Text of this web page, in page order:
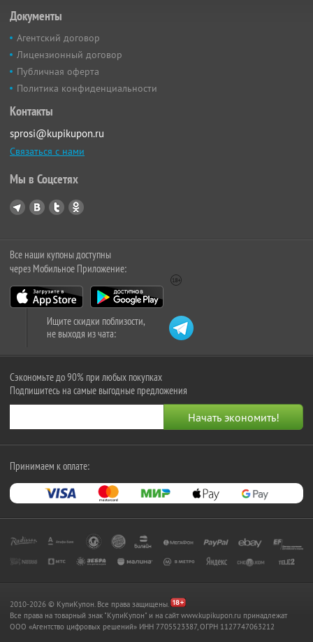
Документы
Агентский договор
Лицензионный договор
Публичная оферта
Политика конфиденциальности
Контакты
sprosi@kupikupon.ru
Связаться с нами
Мы в Соцсетях
Все наши купоны доступны
через Мобильное Приложение:
Ищите скидки поблизости,
не выходя из чата:
Сэкономьте до 90% при любых покупках
Подпишитесь на самые выгодные предложения
Принимаем к оплате:
2010-2026 © КупиКупон. Все права защищены.
Все права на товарный знак "КупиКупон" и на сайт www.kupikupon.ru принадлежат
OOO «Агентство цифровых решений» ИНН 7705523387, ОГРН 1127747063212